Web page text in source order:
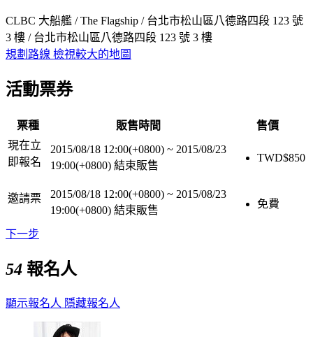
CLBC 大船艦 / The Flagship / 台北市松山區八德路四段 123 號
3 樓 / 台北市松山區八德路四段 123 號 3 樓
規劃路線 檢視較大的地圖
活動票券
票種 販售時間
售價
現在立
即報名
2015/08/18 12:00(+0800) ~ 2015/08/23
19:00(+0800) 結束販售
TWD$850
邀請票 2015/08/18 12:00(+0800) ~ 2015/08/23
19:00(+0800) 結束販售
免費
下一步
54 報名人
顯示報名人 隱藏報名人